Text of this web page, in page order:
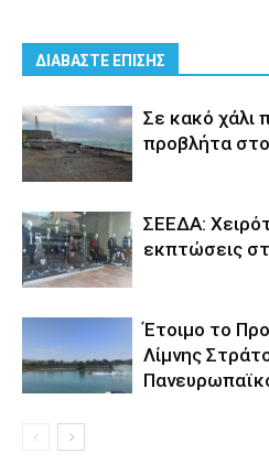
ΔΙΑΒΑΣΤΕ ΕΠΙΣΗΣ
Σε κακό χάλι
προβλήτα στο
ΣΕΕΔΑ:
εκπτώσεις
Έτοιμο το
Λίμνης